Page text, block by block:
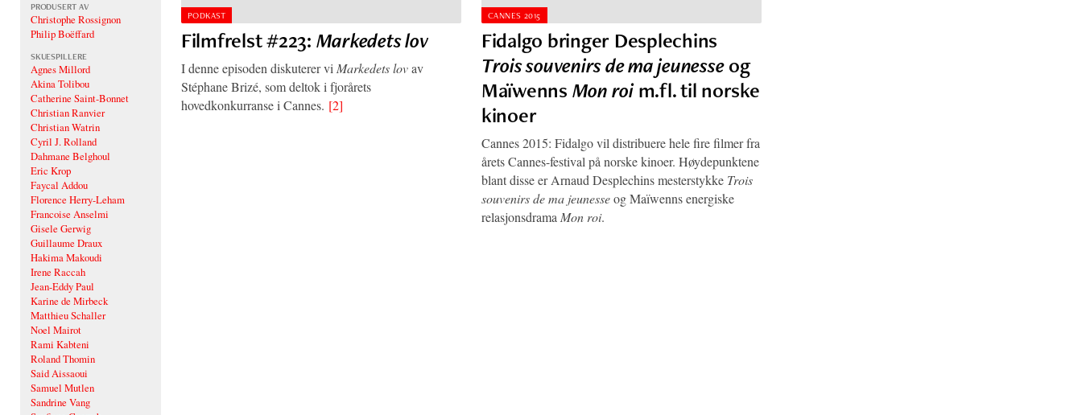
PRODUSERT AV
Christophe Rossignon
Philip Boëffard
SKUESPILLERE
Agnes Millord
Akina Tolibou
Catherine Saint-Bonnet
Christian Ranvier
Christian Watrin
Cyril J. Rolland
Dahmane Belghoul
Eric Krop
Faycal Addou
Florence Herry-Leham
Francoise Anselmi
Gisele Gerwig
Guillaume Draux
Hakima Makoudi
Irene Raccah
Jean-Eddy Paul
Karine de Mirbeck
Matthieu Schaller
Noel Mairot
Rami Kabteni
Roland Thomin
Said Aissaoui
Samuel Mutlen
Sandrine Vang
PODKAST
Filmfrelst #223: Markedets lov
I denne episoden diskuterer vi Markedets lovav
Stéphane Brizé, som deltok i fjorårets
hovedkonkurranse i Cannes. [2]
CANNES 2015
Fidalgo bringer Desplechins
Trois souvenirs de ma jeunesseog
Maïwenns Mon roim.fl. til norske
kinoer
Cannes 2015: Fidalgo vil distribuere hele fire filmer fra
årets Cannes-festival på norske kinoer. Høydepunktene
blant disse er Arnaud Desplechins mesterstykke Trois
souvenirs de ma jeunesseog Maïwenns energiske
relasjonsdrama Mon roi.